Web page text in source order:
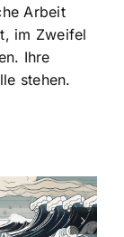
Arbeit
im Zweifel
Ihre
stehen.
Die Evolution
der
Bauzinsen: Ein